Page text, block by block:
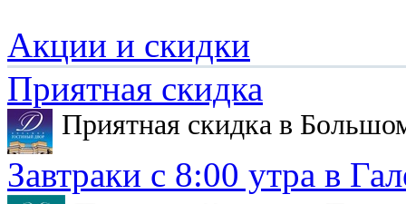
Акции и скидки
Приятная скидка
Приятная скидка в
Завтраки с 8:00 утра в